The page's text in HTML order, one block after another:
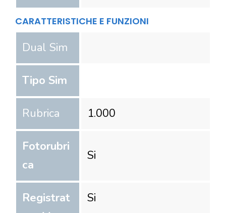
CARATTERISTICHE E FUNZIONI
Dual Sim
Tipo Sim
Rubrica 1.000
Fotorubri
ca
Si
Registrat
Si